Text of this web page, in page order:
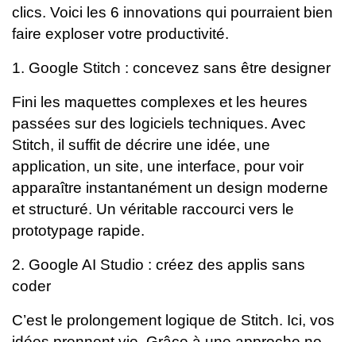
clics. Voici les 6 innovations qui pourraient bien
faire exploser votre productivité.
1. Google Stitch : concevez sans être designer
Fini les maquettes complexes et les heures
passées sur des logiciels techniques. Avec
Stitch, il suffit de décrire une idée, une
application, un site, une interface, pour voir
apparaître instantanément un design moderne
et structuré. Un véritable raccourci vers le
prototypage rapide.
2. Google AI Studio : créez des applis sans
coder
C’est le prolongement logique de Stitch. Ici, vos